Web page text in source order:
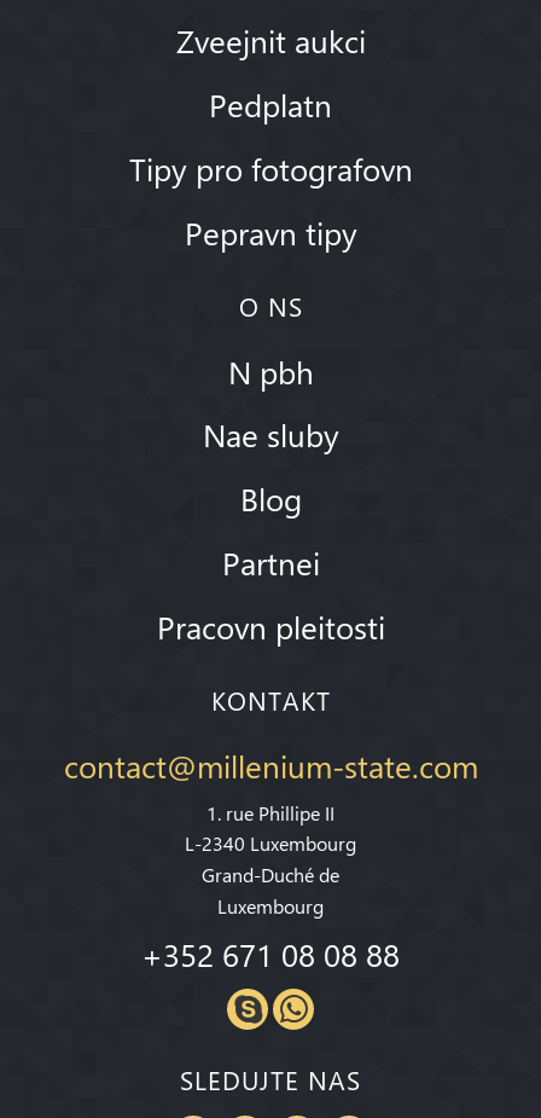
Zveejnit aukci
Pedplatn
Tipy pro fotografovn
Pepravn tipy
O NS
N pbh
Nae sluby
Blog
Partnei
Pracovn pleitosti
KONTAKT
contact@millenium-state.com
1. rue Phillipe II
L-2340 Luxembourg
Grand-Duché de
Luxembourg
+352 671 08 08 88
SLEDUJTE NAS